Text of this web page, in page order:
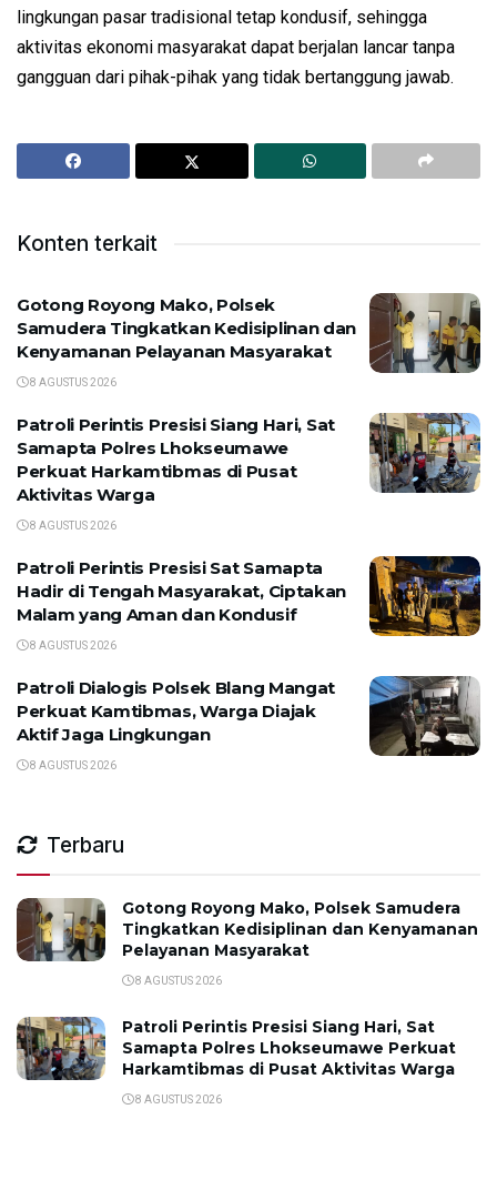
lingkungan pasar tradisional tetap kondusif, sehingga
aktivitas ekonomi masyarakat dapat berjalan lancar tanpa
gangguan dari pihak-pihak yang tidak bertanggung jawab.
Konten terkait
Gotong Royong Mako, Polsek
Samudera Tingkatkan Kedisiplinan dan
Kenyamanan Pelayanan Masyarakat
8 AGUSTUS 2026
Patroli Perintis Presisi Siang Hari, Sat
Samapta Polres Lhokseumawe
Perkuat Harkamtibmas di Pusat
Aktivitas Warga
8 AGUSTUS 2026
Patroli Perintis Presisi Sat Samapta
Hadir di Tengah Masyarakat, Ciptakan
Malam yang Aman dan Kondusif
8 AGUSTUS 2026
Patroli Dialogis Polsek Blang Mangat
Perkuat Kamtibmas, Warga Diajak
Aktif Jaga Lingkungan
8 AGUSTUS 2026
Terbaru
Gotong Royong Mako, Polsek Samudera
Tingkatkan Kedisiplinan dan Kenyamanan
Pelayanan Masyarakat
8 AGUSTUS 2026
Patroli Perintis Presisi Siang Hari, Sat
Samapta Polres Lhokseumawe Perkuat
Harkamtibmas di Pusat Aktivitas Warga
8 AGUSTUS 2026